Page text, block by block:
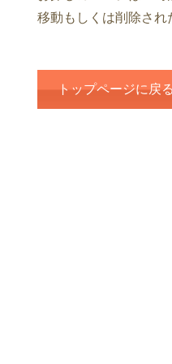
移動もしくは削除され
トップページに戻る